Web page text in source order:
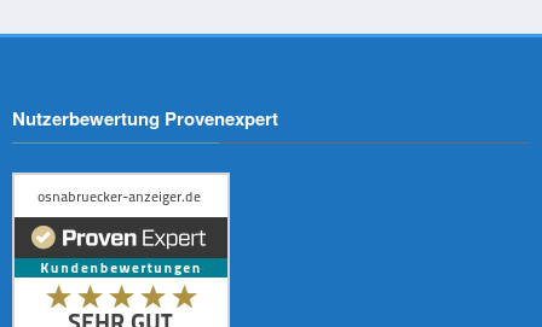
Nutzerbewertung Provenexpert